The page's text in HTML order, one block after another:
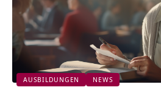
AUSBILDUNGEN NEWS